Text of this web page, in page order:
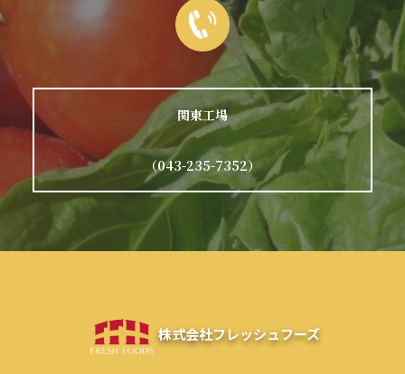
関東工場
（043-235-7352）
株式会社フレッシュフーズ